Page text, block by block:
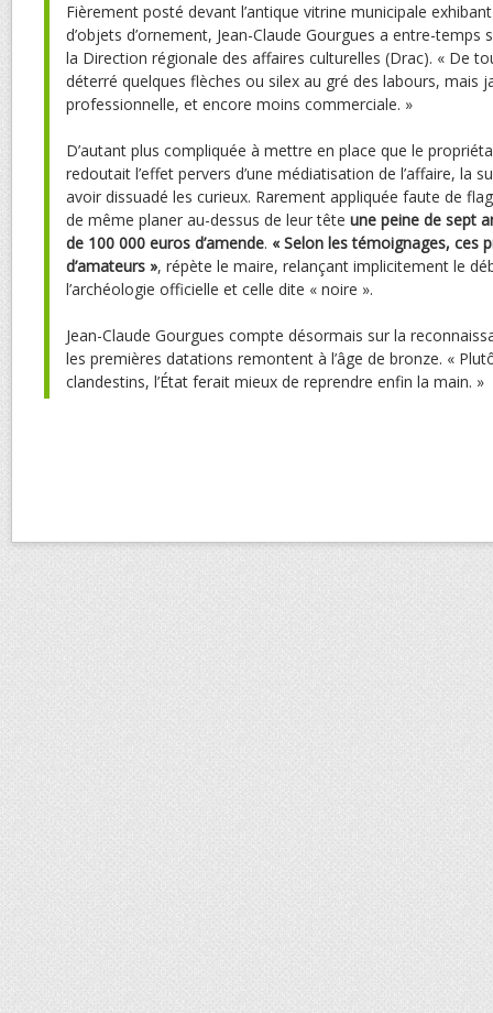
Fièrement posté devant l’antique vitrine municipale
d’objets d’ornement, Jean-Claude Gourgues a entre-
la Direction régionale des affaires culturelles (Drac). « De
déterré quelques flèches ou silex au gré des labours, mais
professionnelle, et encore moins commerciale. »
D’autant plus compliquée à mettre en place que le
redoutait l’effet pervers d’une médiatisation de l’affaire, la
avoir dissuadé les curieux. Rarement appliquée faute de
de même planer au-dessus de leur tête une peine de sept
de 100 000 euros d’amende. « Selon les témoignages, ces
d’amateurs », répète le maire, relançant implicitement le
l’archéologie officielle et celle dite « noire ».
Jean-Claude Gourgues compte désormais sur la
les premières datations remontent à l’âge de bronze. «
clandestins, l’État ferait mieux de reprendre enfin la main. »